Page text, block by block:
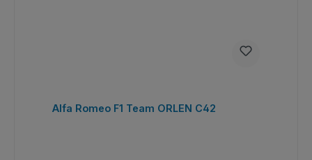
Alfa Romeo F1 Team ORLEN C42